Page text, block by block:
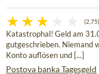
(2,75)
Katastrophal! Geld am
gutgeschrieben. Niemand
Konto auflösen und [...]
Postova banka Tagesgeld